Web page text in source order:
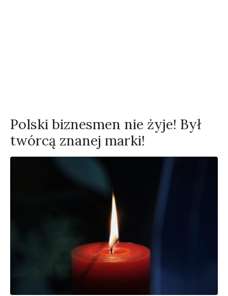
Polski biznesmen nie żyje! Był
twórcą znanej marki!